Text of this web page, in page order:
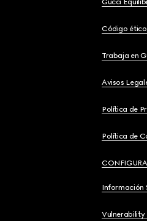
Gucci
Código ético
Trabaja en
Avisos
Política de
Política de
Información
Vulnerability